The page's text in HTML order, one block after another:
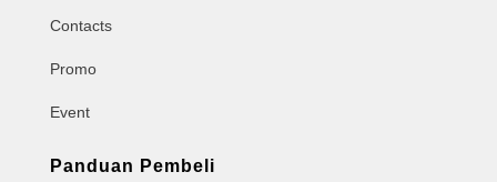
Contacts
Promo
Event
Panduan Pembeli